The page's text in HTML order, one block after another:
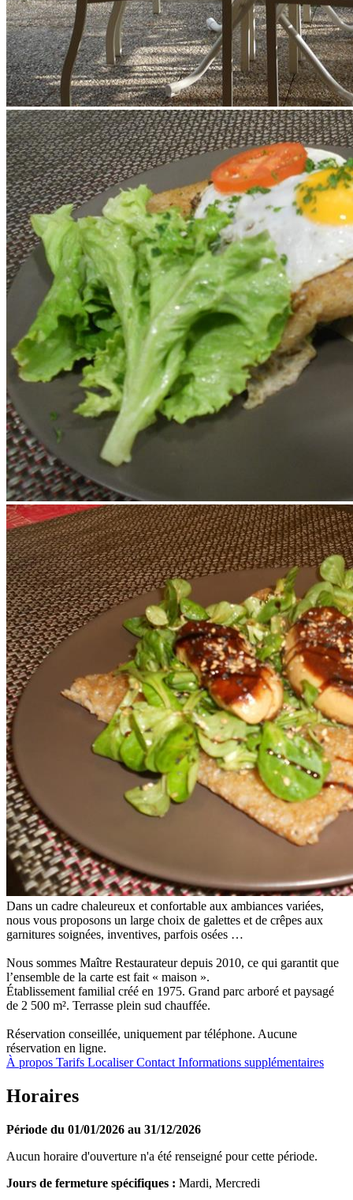
Dans un cadre chaleureux et confortable aux ambiances variées,
nous vous proposons un large choix de galettes et de crêpes aux
garnitures soignées, inventives, parfois osées …
Nous sommes Maître Restaurateur depuis 2010, ce qui garantit que
l’ensemble de la carte est fait « maison ».
Établissement familial créé en 1975. Grand parc arboré et paysagé
de 2 500 m². Terrasse plein sud chauffée.
Réservation conseillée, uniquement par téléphone. Aucune
réservation en ligne.
À propos Tarifs Localiser Contact Informations supplémentaires
Horaires
Période du 01/01/2026 au 31/12/2026
Aucun horaire d'ouverture n'a été renseigné pour cette période.
Jours de fermeture spécifiques : Mardi, Mercredi